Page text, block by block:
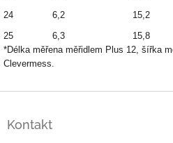
24
6,2
15,2
25
6,3
15,8
*Délka měřena měřidlem Plus 12, šířka
Clevermess.
Kontakt